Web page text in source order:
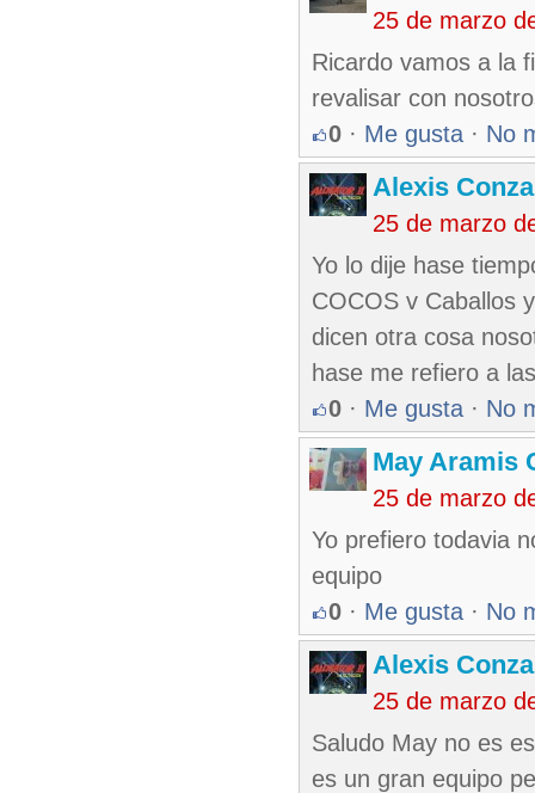
25 de marzo
Ricardo vamos a la
revalisar con
0 · Me gusta · No
Alexis
25 de marzo
Yo lo dije hase
COCOS v Caballos
dicen otra cosa
hase me refiero a
0 · Me gusta · No
May Aramis
25 de marzo
Yo prefiero todavia
equipo
0 · Me gusta · No
Alexis
25 de marzo
Saludo May no es
es un gran equipo